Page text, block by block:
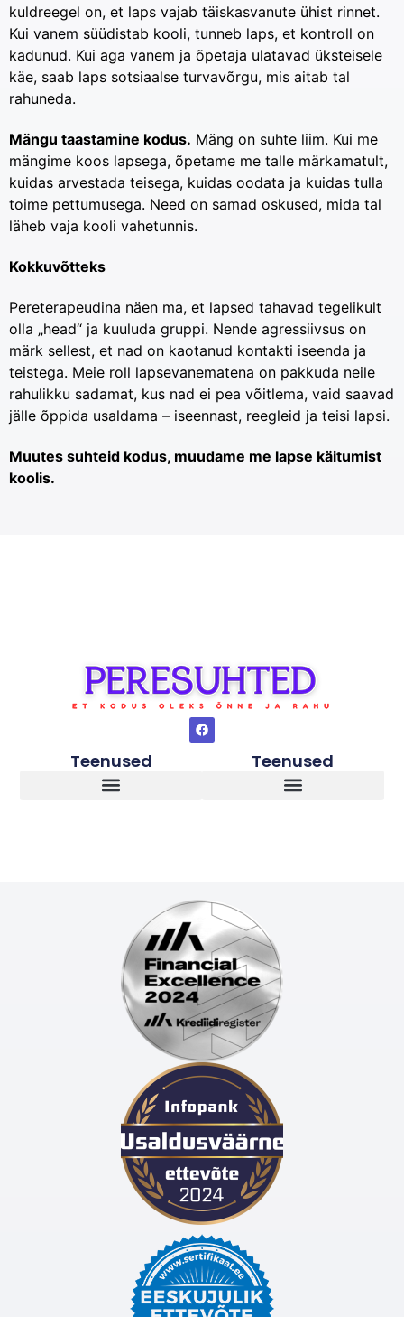
kuldreegel on, et laps vajab täiskasvanute ühist rinnet.
Kui vanem süüdistab kooli, tunneb laps, et kontroll on
kadunud. Kui aga vanem ja õpetaja ulatavad üksteisele
käe, saab laps sotsiaalse turvavõrgu, mis aitab tal
rahuneda.
Mängu taastamine kodus. Mäng on suhte liim. Kui me
mängime koos lapsega, õpetame me talle märkamatult,
kuidas arvestada teisega, kuidas oodata ja kuidas tulla
toime pettumusega. Need on samad oskused, mida tal
läheb vaja kooli vahetunnis.
Kokkuvõtteks
Pereterapeudina näen ma, et lapsed tahavad tegelikult
olla „head“ ja kuuluda gruppi. Nende agressiivsus on
märk sellest, et nad on kaotanud kontakti iseenda ja
teistega. Meie roll lapsevanematena on pakkuda neile
rahulikku sadamat, kus nad ei pea võitlema, vaid saavad
jälle õppida usaldama – iseennast, reegleid ja teisi lapsi.
Muutes suhteid kodus, muudame me lapse käitumist
koolis.
Teenused
Teenused